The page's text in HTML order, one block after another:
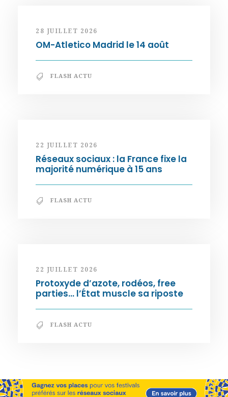
28 JUILLET 2026
OM-Atletico Madrid le 14 août
FLASH ACTU
22 JUILLET 2026
Réseaux sociaux : la France fixe la
majorité numérique à 15 ans
FLASH ACTU
22 JUILLET 2026
Protoxyde d’azote, rodéos, free
parties… l’État muscle sa riposte
FLASH ACTU